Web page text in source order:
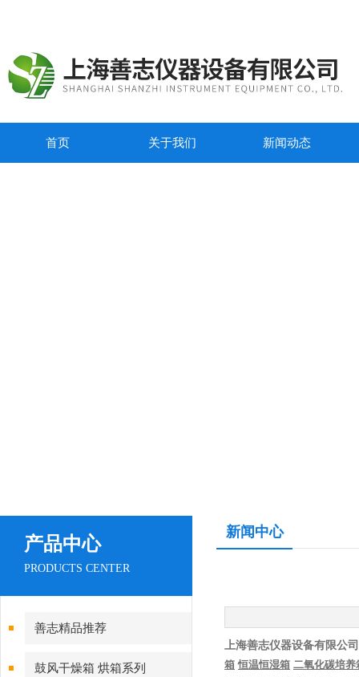
首页 关于我们 新闻动态
产品中心
PRODUCTS CENTER
善志精品推荐
鼓风干燥箱 烘箱系列
新闻中心
上海善志仪器设备有限公
箱 恒温恒湿箱 二氧化碳培养